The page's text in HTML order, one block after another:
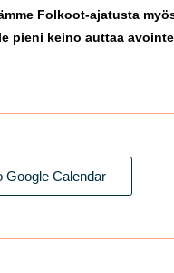
Folkoot-ajatusta
pieni keino auttaa
Google Calendar